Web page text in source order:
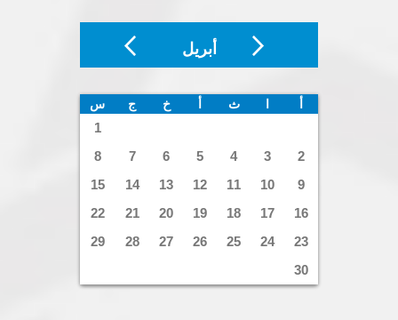
أبريل
ث خ ج س
1
2
3
4
5
6
7
8
9
10
11
12
13
14
15
16
17
18
19
20
21
22
23
24
25
26
27
28
29
30